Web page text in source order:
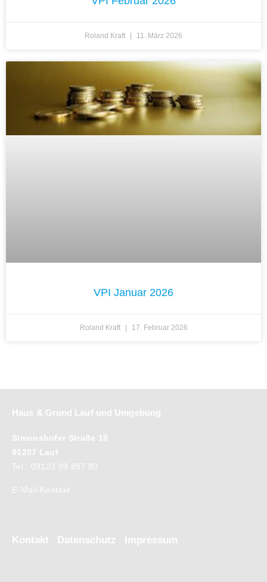
Roland Kraft 11. März 2026
VPI Januar 2026
Roland Kraft 17. Februar 2026
Haus & Grund Lauf und Umgebung
Simonshofer Straße 18
91207 Lauf
Tel.: 09123 99 897 80
E-Mail-Kontakt
Kontakt Datenschutz Impressum